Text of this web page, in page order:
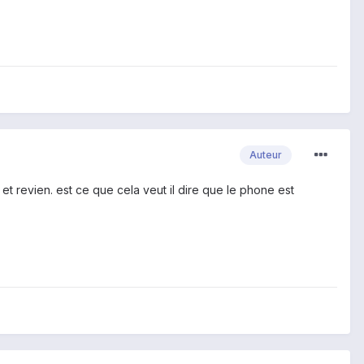
Auteur
et revien. est ce que cela veut il dire que le phone est